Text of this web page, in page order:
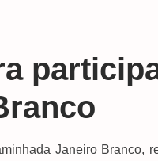
Janeiro Branco,